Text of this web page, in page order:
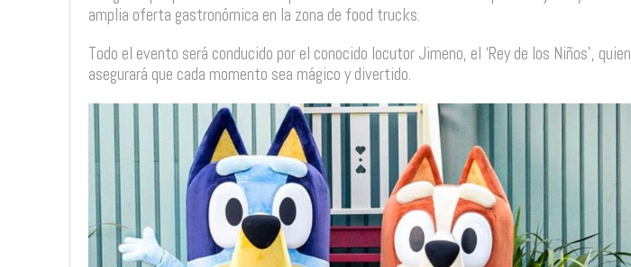
amplia oferta gastronómica en la zona de food trucks.
Todo el evento será conducido por el conocido locutor Jimeno, el ‘Rey de los Niños’, quien
asegurará que cada momento sea mágico y divertido.